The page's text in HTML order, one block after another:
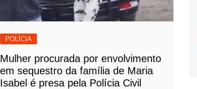
POLÍCIA
Mulher procurada por envolvimento
em sequestro da família de Maria
Isabel é presa pela Polícia Civil